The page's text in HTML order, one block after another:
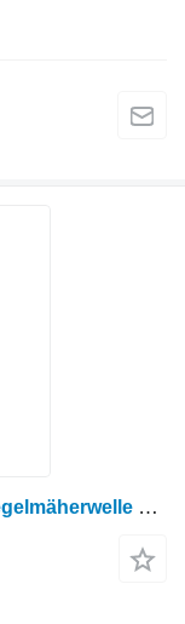
Wal do kosiarki bijakowej 1,3 m Schlegelmäherwelle 1,3 m für den SMS Rousseau Niesmaro Mähkopf für Mähwerk